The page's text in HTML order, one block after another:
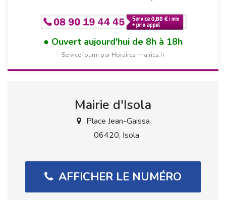
Ouvert aujourd'hui de 8h à 18h
Service fourni par Horaires-mairies.fr
Mairie d'Isola
Place Jean-Gaissa
06420, Isola
AFFICHER LE NUMÉRO